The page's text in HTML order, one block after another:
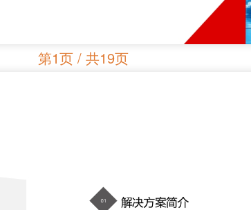
第1页 / 共19页